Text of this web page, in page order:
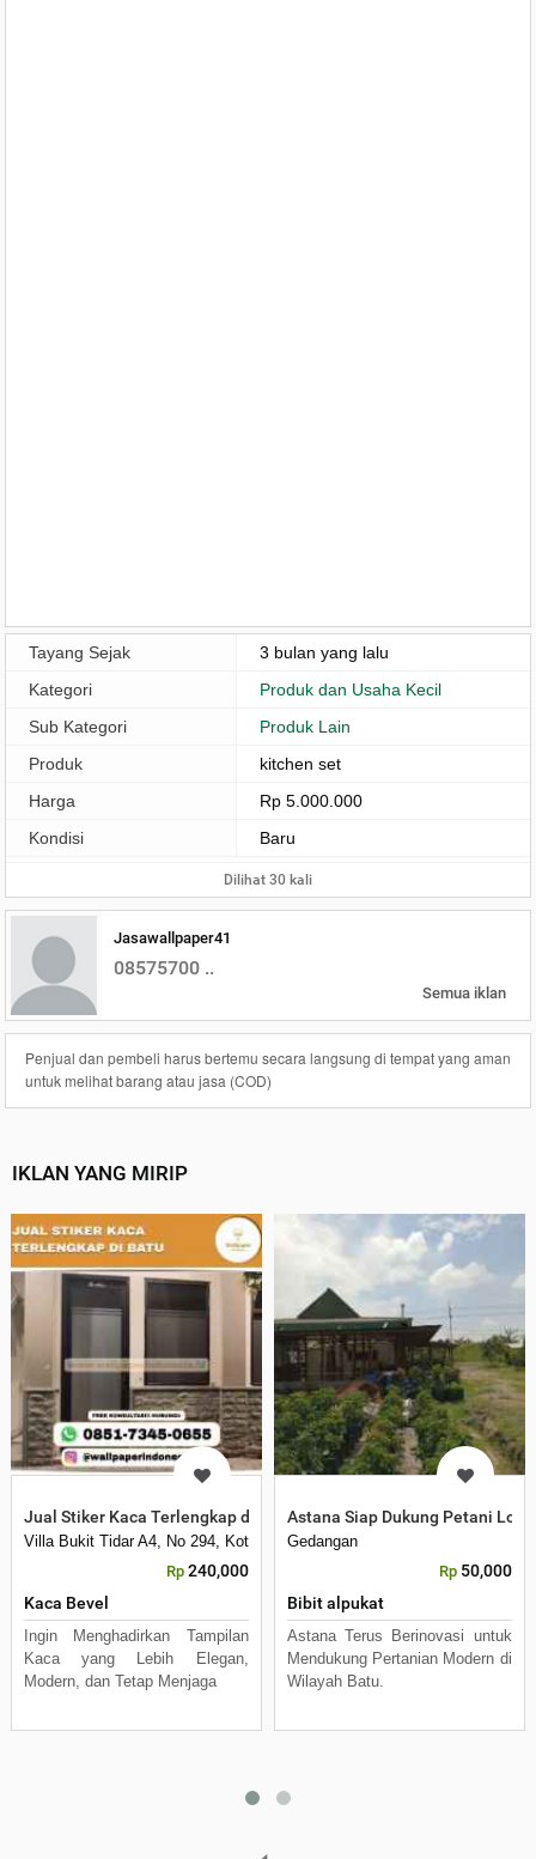
Tayang Sejak
3 bulan yang lalu
Kategori
Produk dan Usaha Kecil
Sub Kategori
Produk Lain
Produk
kitchen set
Harga
Rp 5.000.000
Kondisi
Baru
Dilihat 30 kali
Jasawallpaper41
08575700 ..
Semua iklan
Penjual dan pembeli harus bertemu secara langsung di tempat yang aman
untuk melihat barang atau jasa (COD)
IKLAN YANG MIRIP
Jual Stiker Kaca Terlengkap di Batu
Villa Bukit Tidar A4, No 294, Kota Malang
Rp 240,000
Kaca Bevel
Ingin Menghadirkan Tampilan
Kaca yang Lebih Elegan,
Modern, dan Tetap Menjaga
Astana Siap Dukung Petani
Gedangan
Rp 50,000
Bibit alpukat
Astana Terus Berinovasi untuk
Mendukung Pertanian Modern di
Wilayah Batu.